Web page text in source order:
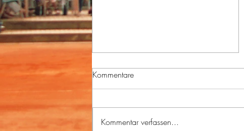
Kommentare
Kommentar verfassen...